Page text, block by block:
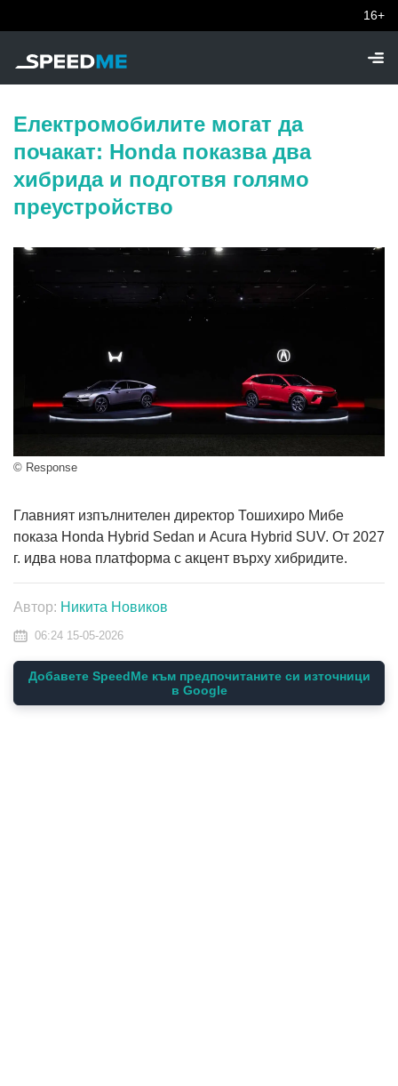
16+
Електромобилите могат да
почакат: Honda показва два
хибрида и подготвя голямо
преустройство
© Response
Главният изпълнителен директор Тошихиро Мибе
показа Honda Hybrid Sedan и Acura Hybrid SUV. От 2027
г. идва нова платформа с акцент върху хибридите.
Автор: Никита Новиков
06:24 15-05-2026
Добавете SpeedMe към предпочитаните си източници
в Google